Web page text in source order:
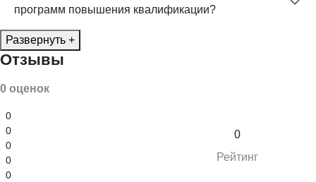
программ повышения квалификации?
Развернуть +
Отзывы
0 оценок
0
0
0
0
0
0
Рейтинг